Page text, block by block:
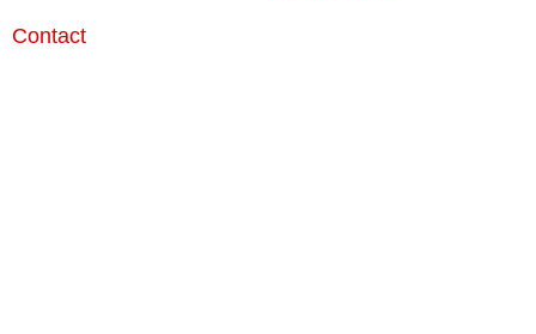
Contact